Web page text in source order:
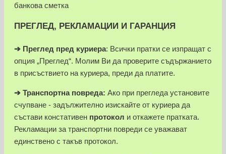
банкова сметка
ПРЕГЛЕД, РЕКЛАМАЦИИ И ГАРАНЦИЯ
➔ Преглед пред куриера: Всички пратки се изпращат с
опция „Преглед“. Молим Ви да проверите съдържанието
в присъствието на куриера, преди да платите.
➔ Транспортна повреда: Ако при прегледа установите
счупване - задължително изискайте от куриера да
състави констативен протокол и откажете пратката.
Рекламации за транспортни повреди се уважават
единствено с такъв протокол.